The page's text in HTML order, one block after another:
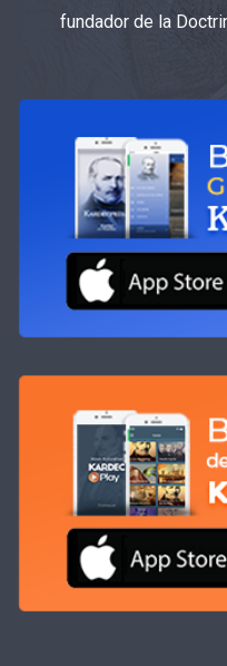
fundador de la